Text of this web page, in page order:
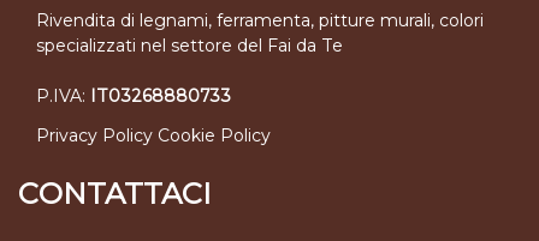
Rivendita di legnami, ferramenta, pitture murali, colori
specializzati nel settore del Fai da Te
P.IVA: IT03268880733
Privacy Policy Cookie Policy
CONTATTACI